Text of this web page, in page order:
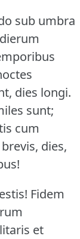
sub umbra
dies longi.
sunt;
cum
dies,
Fidem
et